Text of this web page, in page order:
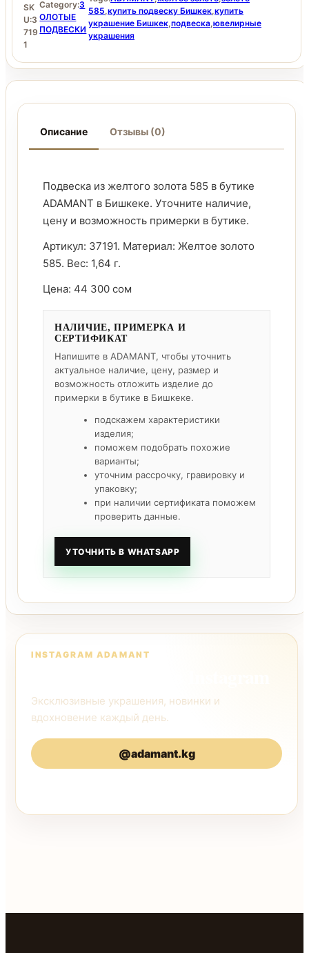
SK
U:3
719
1
Category:З
ОЛОТЫЕ
ПОДВЕСКИ
585,купить подвеску Бишкек,купить
украшение Бишкек,подвеска,ювелирные
украшения
Описание Отзывы (0)
Подвеска из желтого золота 585 в бутике
ADAMANT в Бишкеке. Уточните наличие,
цену и возможность примерки в бутике.
Артикул: 37191. Материал: Желтое золото
585. Вес: 1,64 г.
Цена: 44 300 сом
НАЛИЧИЕ, ПРИМЕРКА И
СЕРТИФИКАТ
Напишите в ADAMANT, чтобы уточнить
актуальное наличие, цену, размер и
возможность отложить изделие до
примерки в бутике в Бишкеке.
подскажем характеристики
изделия;
поможем подобрать похожие
варианты;
уточним рассрочку, гравировку и
упаковку;
при наличии сертификата поможем
проверить данные.
УТОЧНИТЬ В WHATSAPP
INSTAGRAM ADAMANT
Эксклюзивные украшения, новинки и
вдохновение каждый день.
@adamant.kg